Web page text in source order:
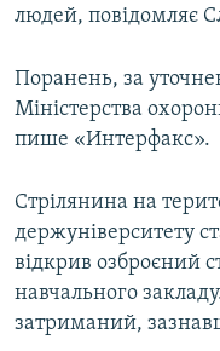
людей, повідомляє
Поранень, за
Міністерства
пише «Интерфакс».
Стрілянина на
держуніверситету
відкрив озброєний
навчального
затриманий,